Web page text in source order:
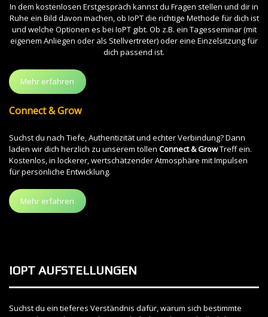
In dem kostenlosen Erstgespräch kannst du Fragen stellen und dir in
Ruhe ein Bild davon machen, ob IoPT die richtige Methode für dich ist
und welche Optionen es bei IoPT gibt. Ob z.B. ein Tagesseminar (mit
eigenem Anliegen oder als Stellvertreter) oder eine Einzelsitzung für
dich passend ist.
Mehr erfahren
Connect & Grow
Suchst du nach Tiefe, Authentizität und echter Verbindung? Dann
laden wir dich herzlich zu unserem tollen Connect & GrowTreff ein.
Kostenlos, in lockerer, wertschätzender Atmosphäre mit Impulsen
für persönliche Entwicklung.
Mehr erfahren
IOPT AUFSTELLUNGEN
Suchst du ein tieferes Verständnis dafür, warum sich bestimmte